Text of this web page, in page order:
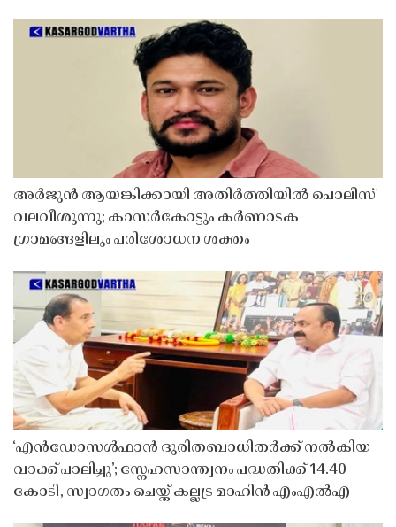
അർജുൻ ആയങ്കിക്കായി അതിർത്തിയിൽ പൊലീസ്
വലവീശുന്നു; കാസർകോട്ടും കർണാടക
ഗ്രാമങ്ങളിലും പരിശോധന ശക്തം
‘എൻഡോസൾഫാൻ ദുരിതബാധിതർക്ക് നൽകിയ
വാക്ക് പാലിച്ചു’; സ്നേഹസാന്ത്വനം പദ്ധതിക്ക് 14.40
കോടി, സ്വാഗതം ചെയ്ത് കല്ലട്ര മാഹിൻ എംഎൽഎ